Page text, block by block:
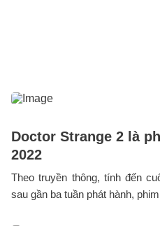
Doctor Strange 2 là
2022
Theo truyền thông, tính đến
sau gần ba tuần phát hành,